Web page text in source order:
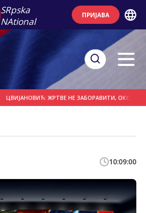
SRpska
NAtional
ПРИЈАВА
ЖРТВЕ НЕ ЗАБОРАВИТИ, ОКО СРПСКЕ
10:09:00